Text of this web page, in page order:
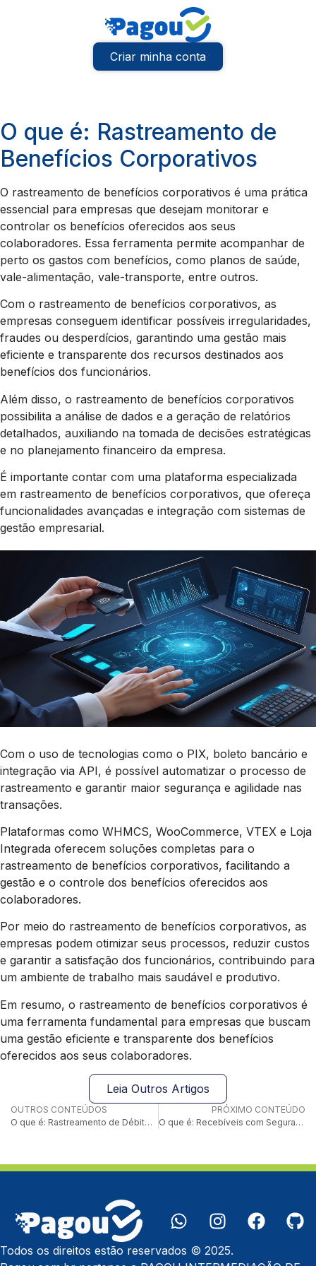
Criar minha conta
O que é: Rastreamento de
Benefícios Corporativos
O rastreamento de benefícios corporativos é uma prática
essencial para empresas que desejam monitorar e
controlar os benefícios oferecidos aos seus
colaboradores. Essa ferramenta permite acompanhar de
perto os gastos com benefícios, como planos de saúde,
vale-alimentação, vale-transporte, entre outros.
Com o rastreamento de benefícios corporativos, as
empresas conseguem identificar possíveis irregularidades,
fraudes ou desperdícios, garantindo uma gestão mais
eficiente e transparente dos recursos destinados aos
benefícios dos funcionários.
Além disso, o rastreamento de benefícios corporativos
possibilita a análise de dados e a geração de relatórios
detalhados, auxiliando na tomada de decisões estratégicas
e no planejamento financeiro da empresa.
É importante contar com uma plataforma especializada
em rastreamento de benefícios corporativos, que ofereça
funcionalidades avançadas e integração com sistemas de
gestão empresarial.
Com o uso de tecnologias como o PIX, boleto bancário e
integração via API, é possível automatizar o processo de
rastreamento e garantir maior segurança e agilidade nas
transações.
Plataformas como WHMCS, WooCommerce, VTEX e Loja
Integrada oferecem soluções completas para o
rastreamento de benefícios corporativos, facilitando a
gestão e o controle dos benefícios oferecidos aos
colaboradores.
Por meio do rastreamento de benefícios corporativos, as
empresas podem otimizar seus processos, reduzir custos
e garantir a satisfação dos funcionários, contribuindo para
um ambiente de trabalho mais saudável e produtivo.
Em resumo, o rastreamento de benefícios corporativos é
uma ferramenta fundamental para empresas que buscam
uma gestão eficiente e transparente dos benefícios
oferecidos aos seus colaboradores.
Leia Outros Artigos
OUTROS CONTEÚDOS
O que é: Rastreamento de Débitos Automáticos
PRÓXIMO CONTEÚDO
O que é: Recebíveis com Segurança Criptográfica
Todos os direitos estão reservados © 2025.